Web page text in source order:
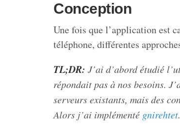
Conception
Une fois que l’application est
téléphone, différentes
TL;DR: J’ai d’abord étudié
répondait pas à nos besoins.
serveurs existants, mais des
Alors j’ai implémenté gnirehtet.